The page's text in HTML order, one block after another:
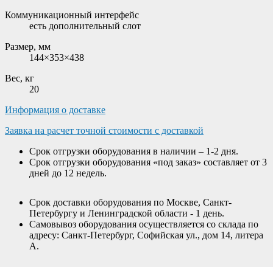
Коммуникационный интерфейс
есть дополнительный слот
Размер, мм
144×353×438
Вес, кг
20
Информация о доставке
Заявка на расчет точной стоимости с доставкой
Срок отгрузки оборудования в наличии – 1-2 дня.
Срок отгрузки оборудования «под заказ» составляет от 3
дней до 12 недель.
Срок доставки оборудования по Москве, Санкт-
Петербургу и Ленинградской области - 1 день.
Самовывоз оборудования осуществляется со склада по
адресу: Санкт-Петербург, Софийская ул., дом 14, литера
А.